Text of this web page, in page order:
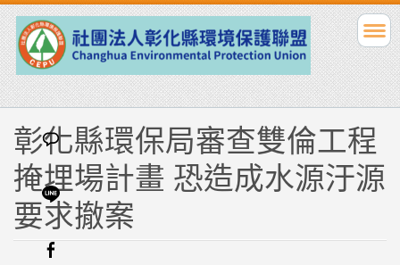
彰化縣環保局審查雙倫工程
掩埋場計畫 恐造成水源汙源
要求撤案